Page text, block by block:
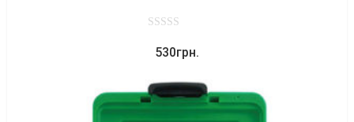
out
5
530грн.